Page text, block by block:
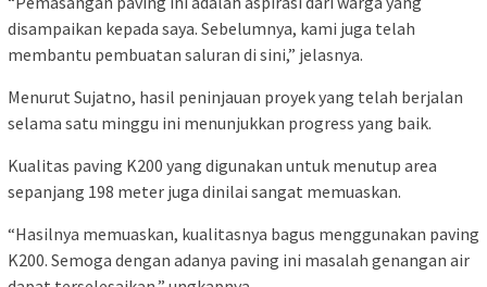
disampaikan kepada saya. Sebelumnya, kami juga telah
membantu pembuatan saluran di sini,” jelasnya.
Menurut Sujatno, hasil peninjauan proyek yang telah berjalan
selama satu minggu ini menunjukkan progress yang baik.
Kualitas paving K200 yang digunakan untuk menutup area
sepanjang 198 meter juga dinilai sangat memuaskan.
“Hasilnya memuaskan, kualitasnya bagus menggunakan paving
K200. Semoga dengan adanya paving ini masalah genangan air